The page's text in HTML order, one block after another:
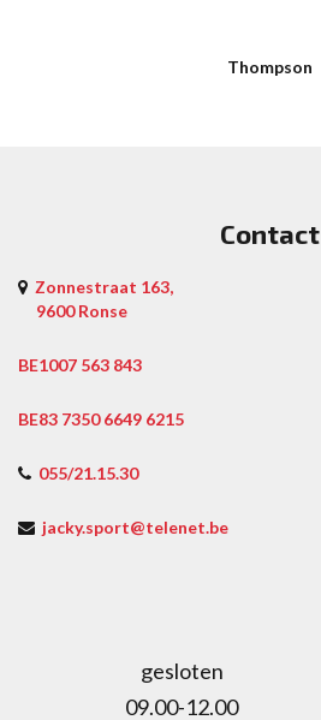
Thompson
Contact
Zonnestraat 163,
9600 Ronse
BE1007 563 843
BE83 7350 6649 6215
055/21.15.30
jacky.sport@telenet.be
gesloten
09.00-12.00